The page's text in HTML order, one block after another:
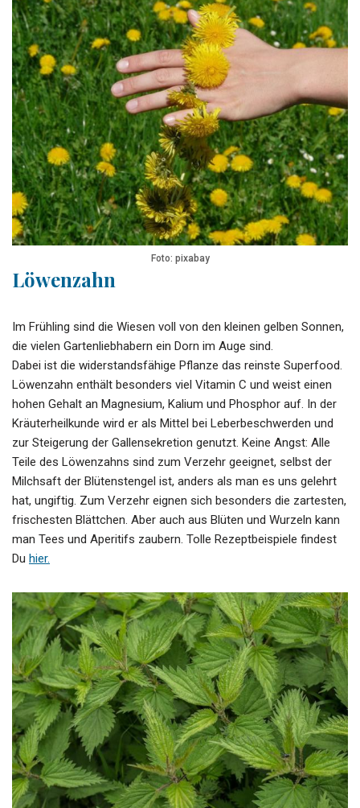
Foto: pixabay
Löwenzahn
Im Frühling sind die Wiesen voll von den kleinen gelben Sonnen,
die vielen Gartenliebhabern ein Dorn im Auge sind.
Dabei ist die widerstandsfähige Pflanze das reinste Superfood.
Löwenzahn enthält besonders viel Vitamin C und weist einen
hohen Gehalt an Magnesium, Kalium und Phosphor auf. In der
Kräuterheilkunde wird er als Mittel bei Leberbeschwerden und
zur Steigerung der Gallensekretion genutzt. Keine Angst: Alle
Teile des Löwenzahns sind zum Verzehr geeignet, selbst der
Milchsaft der Blütenstengel ist, anders als man es uns gelehrt
hat, ungiftig. Zum Verzehr eignen sich besonders die zartesten,
frischesten Blättchen. Aber auch aus Blüten und Wurzeln kann
man Tees und Aperitifs zaubern. Tolle Rezeptbeispiele findest
Du hier.